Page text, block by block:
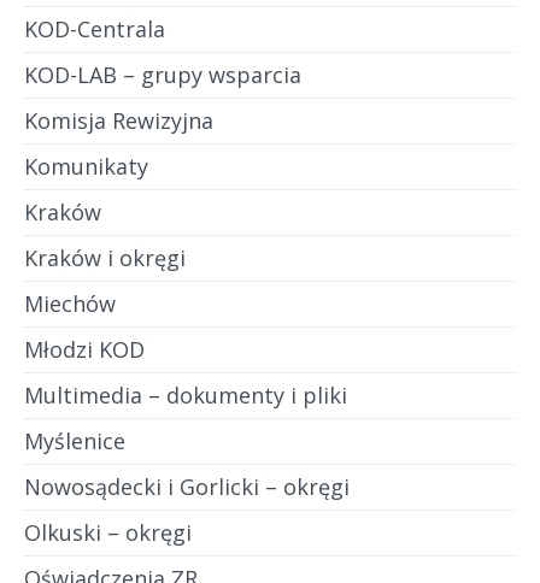
KOD-Centrala
KOD-LAB – grupy wsparcia
Komisja Rewizyjna
Komunikaty
Kraków
Kraków i okręgi
Miechów
Młodzi KOD
Multimedia – dokumenty i pliki
Myślenice
Nowosądecki i Gorlicki – okręgi
Olkuski – okręgi